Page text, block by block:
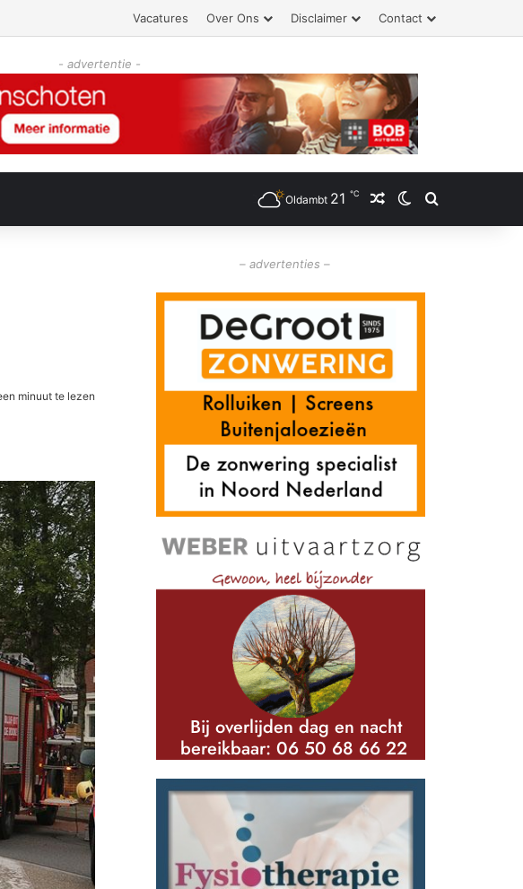
Vacatures Over Ons Disclaimer Contact
- advertentie -
Oldambt 21 ℃ Willekeurig artikel
Switch skin
Zoeken
minuut te lezen
– advertenties –